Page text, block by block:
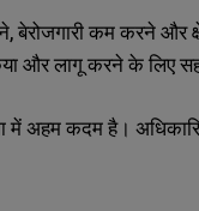
बेरोजगारी कम करने और
और लागू करने के लिए
कदम है।